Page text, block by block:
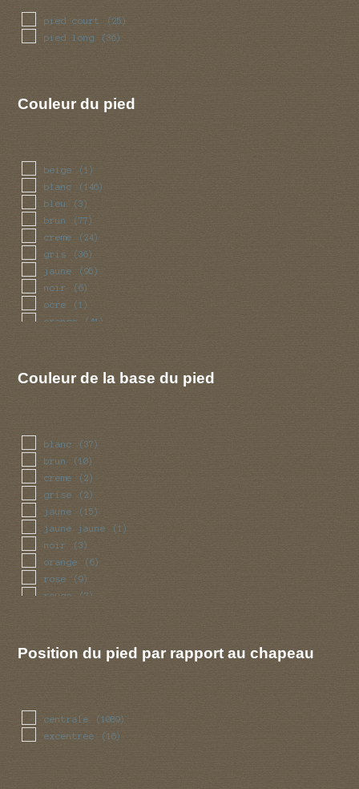
pied court (25)
pied long (36)
Couleur du pied
beige (1)
blanc (146)
bleu (3)
brun (77)
creme (24)
gris (36)
jaune (95)
noir (6)
ocre (1)
orange (41)
vert (6)
Couleur de la base du pied
blanc (37)
brun (10)
creme (2)
grise (2)
jaune (15)
jaune jaune (1)
noir (3)
orange (6)
rose (9)
rouge (7)
Position du pied par rapport au chapeau
centrale (1089)
excentree (16)